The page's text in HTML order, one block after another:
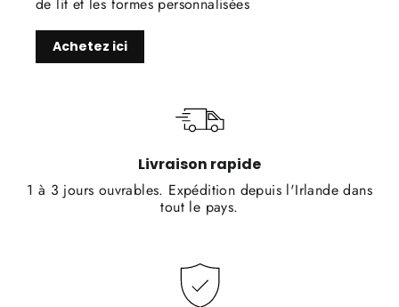
Achetez ici
Livraison rapide
1 à 3 jours ouvrables. Expédition depuis l'Irlande dans
tout le pays.